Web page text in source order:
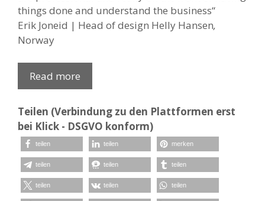
things done and understand the business“
Erik Joneid | Head of design Helly Hansen,
Norway
Read more
Teilen (Verbindung zu den Plattformen erst
bei Klick - DSGVO konform)
teilen teilen merken
teilen teilen teilen
teilen teilen teilen